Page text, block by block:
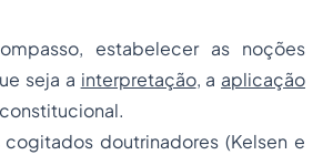
estabelecer as noções
seja a interpretação, a aplicação
constitucional.
doutrinadores (Kelsen e